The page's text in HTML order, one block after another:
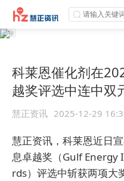
科莱恩催化剂在
越奖评选中连中双
慧正资讯 2025-12-29
慧正资讯，科莱恩近日
息卓越奖（Gulf
rds）评选中斩获两项大